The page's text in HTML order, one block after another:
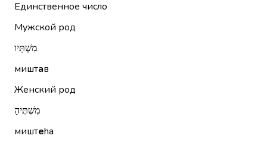
Единственное число
Мужской род
מִשְׁתָּיו
миштав
Женский род
מִשְׁתֶּיהָ
миштеhа